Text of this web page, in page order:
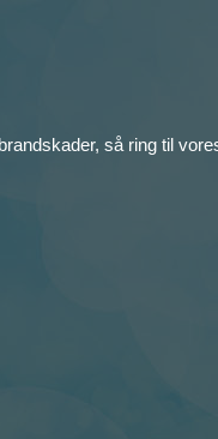
så ring til